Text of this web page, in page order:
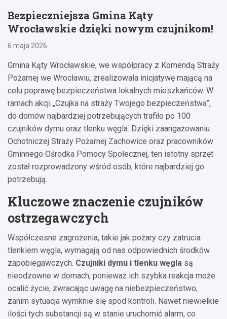
Bezpieczniejsza Gmina Kąty
Wrocławskie dzięki nowym czujnikom!
6 maja 2026
Gmina Kąty Wrocławskie, we współpracy z Komendą Straży
Pożarnej we Wrocławiu, zrealizowała inicjatywę mającą na
celu poprawę bezpieczeństwa lokalnych mieszkańców. W
ramach akcji „Czujka na straży Twojego bezpieczeństwa”,
do domów najbardziej potrzebujących trafiło po 100
czujników dymu oraz tlenku węgla. Dzięki zaangażowaniu
Ochotniczej Straży Pożarnej Zachowice oraz pracowników
Gminnego Ośrodka Pomocy Społecznej, ten istotny sprzęt
został rozprowadzony wśród osób, które najbardziej go
potrzebują.
Kluczowe znaczenie czujników
ostrzegawczych
Współczesne zagrożenia, takie jak pożary czy zatrucia
tlenkiem węgla, wymagają od nas odpowiednich środków
zapobiegawczych. Czujniki dymu i tlenku węgla są
nieodzowne w domach, ponieważ ich szybka reakcja może
ocalić życie, zwracając uwagę na niebezpieczeństwo,
zanim sytuacja wymknie się spod kontroli. Nawet niewielkie
ilości tych substancji są w stanie uruchomić alarm, co